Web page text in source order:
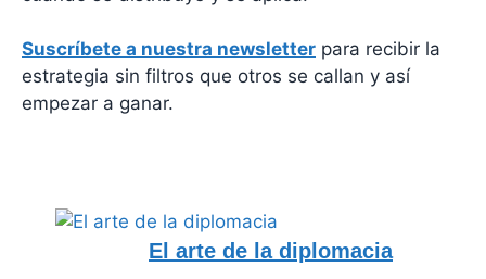
Suscríbete a nuestra newsletter para recibir la
estrategia sin filtros que otros se callan y así
empezar a ganar.
El arte de la diplomacia